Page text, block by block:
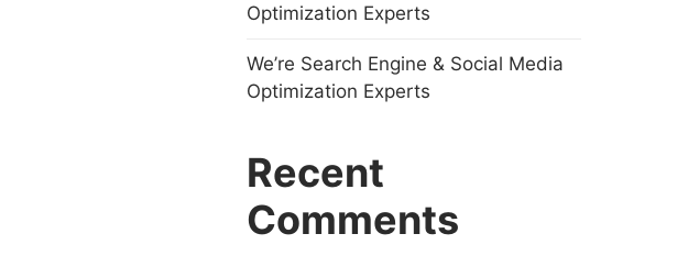
Optimization Experts
We’re Search Engine & Social Media
Optimization Experts
Recent
Comments